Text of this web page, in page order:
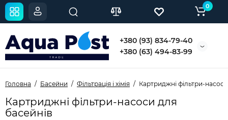
+380 (93) 834-79-40
+380 (63) 494-83-99
0
Головна Басейни Фільтрація і хімія Картриджні фільтри-
Картриджні фільтри-насоси для
басейнів